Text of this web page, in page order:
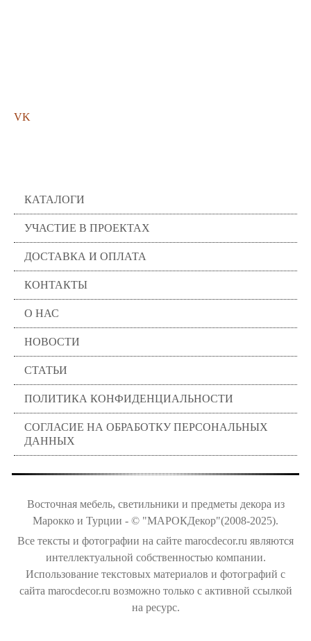
VK
КАТАЛОГИ
УЧАСТИЕ В ПРОЕКТАХ
ДОСТАВКА И ОПЛАТА
КОНТАКТЫ
О НАС
НОВОСТИ
СТАТЬИ
ПОЛИТИКА КОНФИДЕНЦИАЛЬНОСТИ
СОГЛАСИЕ НА ОБРАБОТКУ ПЕРСОНАЛЬНЫХ
ДАННЫХ
Восточная мебель, светильники и предметы декора из
Марокко и Турции - © "МАРОКДекор"(2008-2025).
Все тексты и фотографии на сайте marocdecor.ru являются
интеллектуальной собственностью компании.
Использование текстовых материалов и фотографий с
сайта marocdecor.ru возможно только с активной ссылкой
на ресурс.